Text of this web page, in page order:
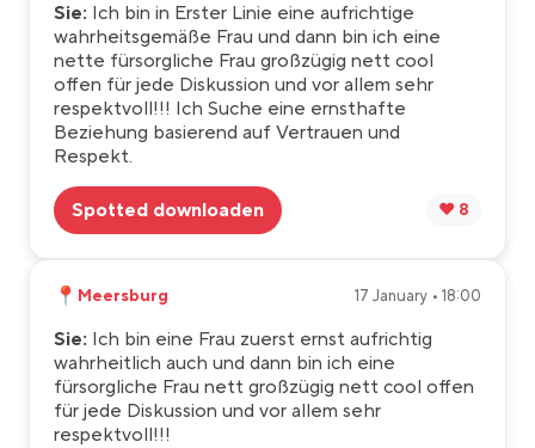
Sie: Ich bin in Erster Linie eine aufrichtige
wahrheitsgemäße Frau und dann bin ich eine
nette fürsorgliche Frau großzügig nett cool
offen für jede Diskussion und vor allem sehr
respektvoll!!! Ich Suche eine ernsthafte
Beziehung basierend auf Vertrauen und
Respekt.
Spotted downloaden ❤️ 8
📍 Meersburg 17 January • 18:00
Sie: Ich bin eine Frau zuerst ernst aufrichtig
wahrheitlich auch und dann bin ich eine
fürsorgliche Frau nett großzügig nett cool offen
für jede Diskussion und vor allem sehr
respektvoll!!!